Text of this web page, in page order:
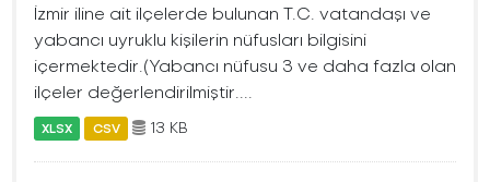
İzmir iline ait ilçelerde bulunan T.C. vatandaşı ve
yabancı uyruklu kişilerin nüfusları bilgisini
içermektedir.(Yabancı nüfusu 3 ve daha fazla olan
ilçeler değerlendirilmiştir....
XLSX CSV 13 KB